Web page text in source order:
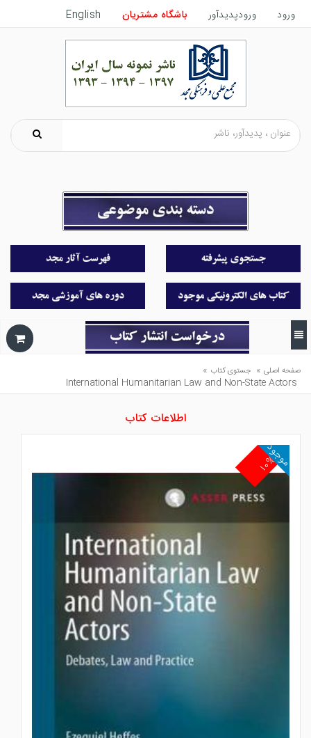
ورود ورودپدیدآور باشگاه مشتریان English
صفحه اصلی » جستوی کتاب »
International Humanitarian Law and Non-State Actors
اطلاعات کتاب
۱۰%
موجود